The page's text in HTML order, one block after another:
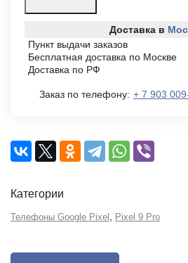
Доставка в
Пункт выдачи заказов
Бесплатная доставка по Москве
Доставка по РФ
Заказ по телефону: + 7 903
Категории
Телефоны Google Pixel Pixel 9 Pro